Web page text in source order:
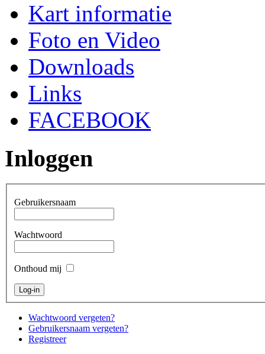
Kart informatie
Foto en Video
Downloads
Links
FACEBOOK
Inloggen
Gebruikersnaam
Wachtwoord
Onthoud mij
Wachtwoord vergeten?
Gebruikersnaam vergeten?
Registreer